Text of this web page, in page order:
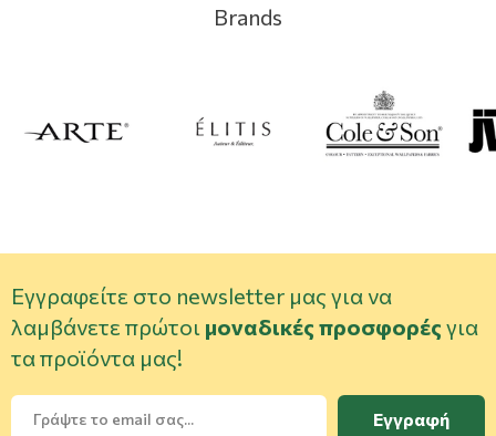
Brands
Εγγραφείτε στο newsletter μας για να
λαμβάνετε πρώτοι μοναδικές προσφορές για
τα προϊόντα μας!
Εγγραφή